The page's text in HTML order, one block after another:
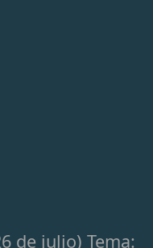
de julio) Tema: